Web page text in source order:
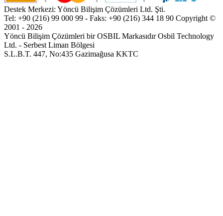
Destek Merkezi: Yöncü Bilişim Çözümleri Ltd. Şti.
Tel: +90 (216) 99 000 99 - Faks: +90 (216) 344 18 90 Copyright ©
2001 - 2026
Yöncü Bilişim Çözümleri bir OSBIL Markasıdır Osbil Technology
Ltd. - Serbest Liman Bölgesi
S.L.B.T. 447, No:435 Gazimağusa KKTC